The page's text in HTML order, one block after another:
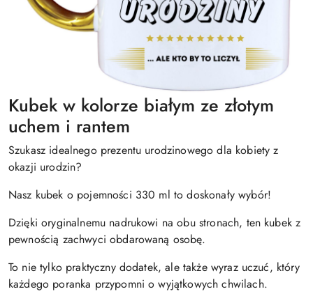
Kubek w kolorze białym ze złotym
uchem i rantem
Szukasz idealnego prezentu urodzinowego dla kobiety z
okazji urodzin?
Nasz kubek o pojemności 330 ml to doskonały wybór!
Dzięki oryginalnemu nadrukowi na obu stronach, ten kubek z
pewnością zachwyci obdarowaną osobę.
To nie tylko praktyczny dodatek, ale także wyraz uczuć, który
każdego poranka przypomni o wyjątkowych chwilach.